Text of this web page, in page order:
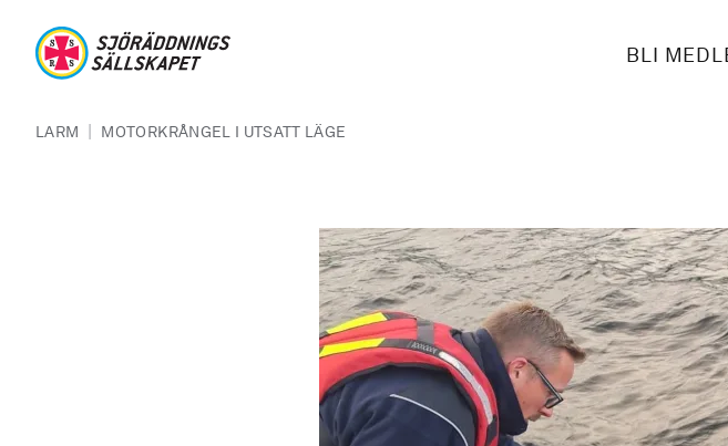
BLI
LARM | MOTORKRÅNGEL I UTSATT LÄGE